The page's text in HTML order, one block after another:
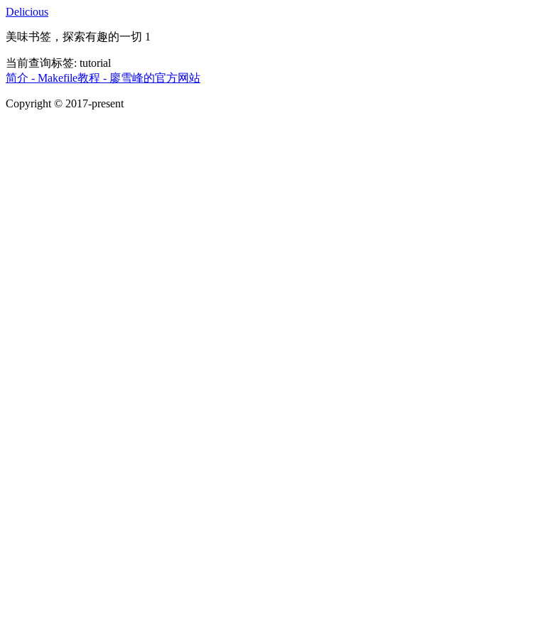
Delicious
美味书签，探索有趣的一切 1
当前查询标签: tutorial
简介 - Makefile教程 - 廖雪峰的官方网站
Copyright © 2017-present